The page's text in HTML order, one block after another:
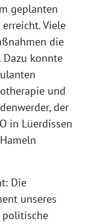
geplanten
Viele
die
Dazu konnte
und
der
in Lüerdissen
Die
unseres
politische